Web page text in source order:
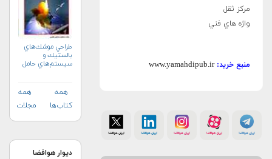
مرکز ثقل
واژه هاي فني
منبع خرید: www.yamahdipub.ir
طراحي موشك‌هاي
بالستيك و
سيستم‌هاي حامل
همه
کتاب‌ها
همه
مجلات
دیوار هوافضا